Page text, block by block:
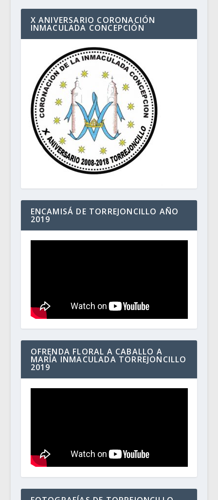
X ANIVERSARIO CORONACIÓN
INMACULADA CONCEPCIÓN
ENCAMISÁ DE TORREJONCILLO AÑO
2019
OFRENDA FLORAL A CABALLO A
MARÍA INMACULADA TORREJONCILLO
2019